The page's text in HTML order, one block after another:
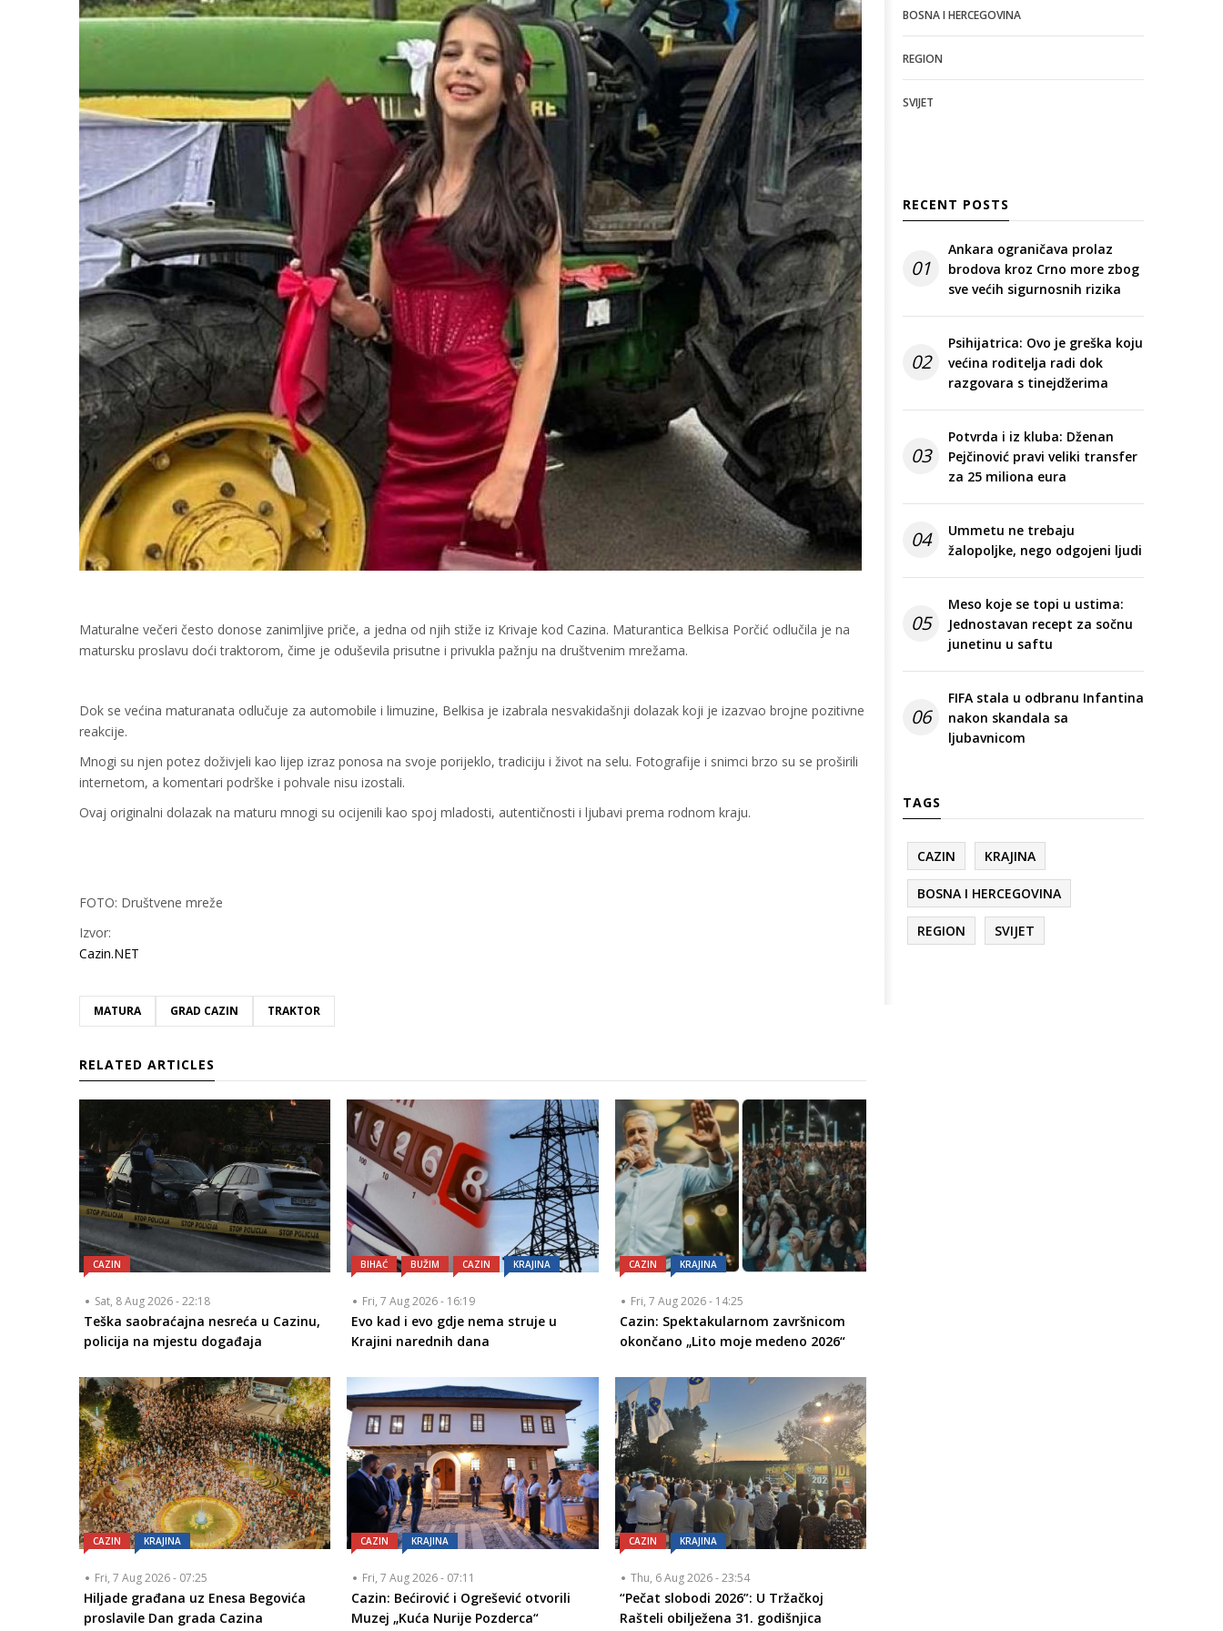
Maturalne večeri često donose zanimljive priče, a jedna od njih stiže iz Krivaje kod Cazina. Maturantica Belkisa Porčić odlučila je na
matursku proslavu doći traktorom, čime je oduševila prisutne i privukla pažnju na društvenim mrežama.
Dok se većina maturanata odlučuje za automobile i limuzine, Belkisa je izabrala nesvakidašnji dolazak koji je izazvao brojne pozitivne
reakcije.
Mnogi su njen potez doživjeli kao lijep izraz ponosa na svoje porijeklo, tradiciju i život na selu. Fotografije i snimci brzo su se proširili
internetom, a komentari podrške i pohvale nisu izostali.
Ovaj originalni dolazak na maturu mnogi su ocijenili kao spoj mladosti, autentičnosti i ljubavi prema rodnom kraju.
FOTO: Društvene mreže
Izvor:
Cazin.NET
MATURA GRAD CAZIN TRAKTOR
RELATED ARTICLES
CAZIN
Sat, 8 Aug 2026 - 22:18
Teška saobraćajna nesreća u Cazinu,
policija na mjestu događaja
BIHAĆ BUŽIM CAZIN KRAJINA
Fri, 7 Aug 2026 - 16:19
Evo kad i evo gdje nema struje u
Krajini narednih dana
CAZIN KRAJINA
Fri, 7 Aug 2026 - 14:25
Cazin: Spektakularnom završnicom
okončano „Lito moje medeno 2026“
CAZIN KRAJINA
Fri, 7 Aug 2026 - 07:25
Hiljade građana uz Enesa Begovića
proslavile Dan grada Cazina
CAZIN KRAJINA
Fri, 7 Aug 2026 - 07:11
Cazin: Bećirović i Ogrešević otvorili
Muzej „Kuća Nurije Pozderca“
CAZIN KRAJINA
Thu, 6 Aug 2026 - 23:54
“Pečat slobodi 2026”: U Tržačkoj
Rašteli obilježena 31. godišnjica
BOSNA I HERCEGOVINA
REGION
SVIJET
RECENT POSTS
01
Ankara ograničava prolaz
brodova kroz Crno more zbog
sve većih sigurnosnih rizika
02
Psihijatrica: Ovo je greška koju
većina roditelja radi dok
razgovara s tinejdžerima
03
Potvrda i iz kluba: Dženan
Pejčinović pravi veliki transfer
za 25 miliona eura
04
Ummetu ne trebaju
žalopoljke, nego odgojeni ljudi
05
Meso koje se topi u ustima:
Jednostavan recept za sočnu
junetinu u saftu
06
FIFA stala u odbranu Infantina
nakon skandala sa
ljubavnicom
TAGS
CAZIN KRAJINA
BOSNA I HERCEGOVINA
REGION SVIJET